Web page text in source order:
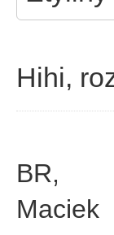
Hihi,
BR,
Maciek